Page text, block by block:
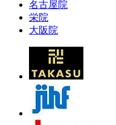
名古屋院
栄院
大阪院